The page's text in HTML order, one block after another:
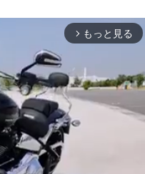
arrow_forward_ios もっと見る